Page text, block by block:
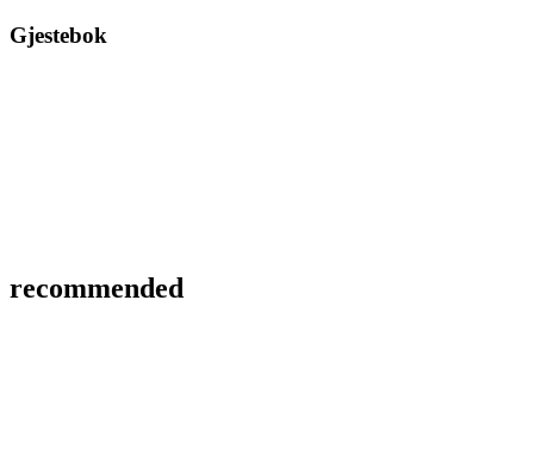
Gjestebok
recommended